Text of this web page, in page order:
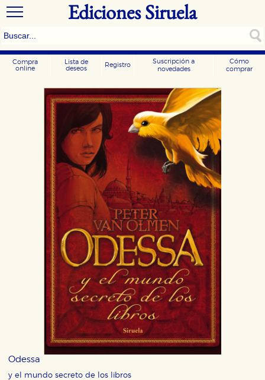
Ediciones Siruela
Compra
online
Lista de
deseos
Registro
Suscripción a
novedades
Cómo
comprar
Odessa
y el mundo secreto de los libros